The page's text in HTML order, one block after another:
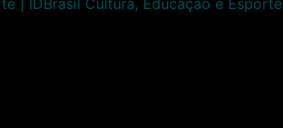
| IDBrasil Cultura, Educação e Esporte